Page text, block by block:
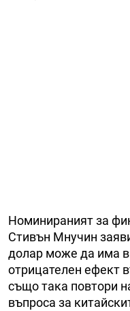
Номинираният за
Стивън Мнучин
долар може да има в
отрицателен ефект
също така повтори
въпроса за